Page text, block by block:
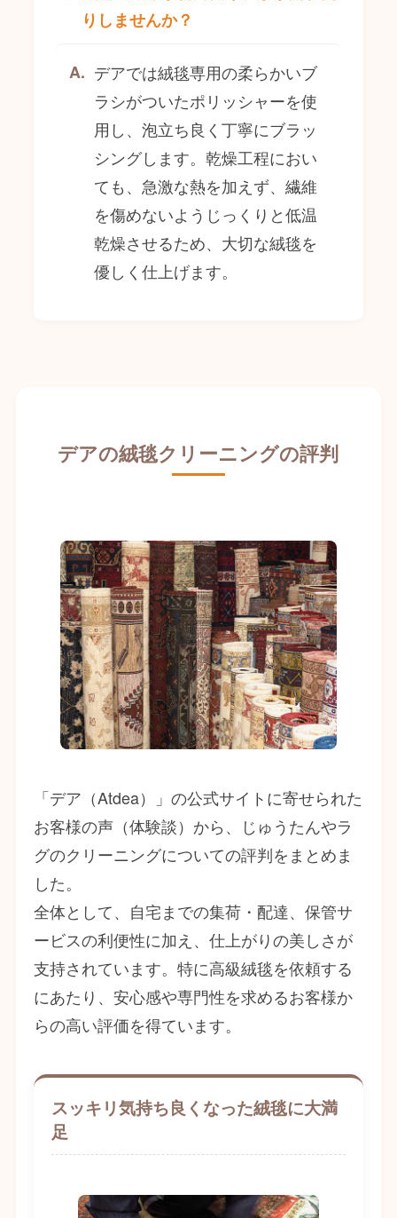
りしませんか？
デアでは絨毯専用の柔らかいブ
ラシがついたポリッシャーを使
用し、泡立ち良く丁寧にブラッ
シングします。乾燥工程におい
ても、急激な熱を加えず、繊維
を傷めないようじっくりと低温
乾燥させるため、大切な絨毯を
優しく仕上げます。
デアの絨毯クリーニングの評判
「デア（Atdea）」の公式サイトに寄せられた
お客様の声（体験談）から、じゅうたんやラ
グのクリーニングについての評判をまとめま
した。
全体として、自宅までの集荷・配達、保管サ
ービスの利便性に加え、仕上がりの美しさが
支持されています。特に高級絨毯を依頼する
にあたり、安心感や専門性を求めるお客様か
らの高い評価を得ています。
スッキリ気持ち良くなった絨毯に大満
足